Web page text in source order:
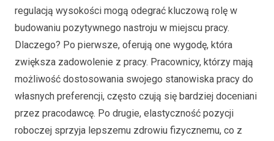
regulacją wysokości mogą odegrać kluczową rolę w
budowaniu pozytywnego nastroju w miejscu pracy.
Dlaczego? Po pierwsze, oferują one wygodę, która
zwiększa zadowolenie z pracy. Pracownicy, którzy mają
możliwość dostosowania swojego stanowiska pracy do
własnych preferencji, często czują się bardziej doceniani
przez pracodawcę. Po drugie, elastyczność pozycji
roboczej sprzyja lepszemu zdrowiu fizycznemu, co z